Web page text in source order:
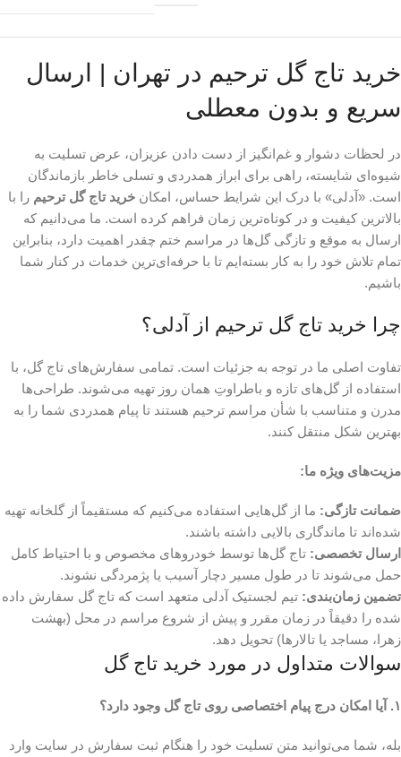
خرید تاج گل ترحیم در تهران | ارسال
سریع و بدون معطلی
در لحظات دشوار و غم‌انگیز از دست دادن عزیزان، عرض تسلیت به
شیوه‌ای شایسته، راهی برای ابراز همدردی و تسلی خاطر بازماندگان
است. «آدلی» با درک این شرایط حساس، امکان خرید تاج گل ترحیم را با
بالاترین کیفیت و در کوتاه‌ترین زمان فراهم کرده است. ما می‌دانیم که
ارسال به موقع و تازگی گل‌ها در مراسم ختم چقدر اهمیت دارد، بنابراین
تمام تلاش خود را به کار بسته‌ایم تا با حرفه‌ای‌ترین خدمات در کنار شما
باشیم.
چرا خرید تاج گل ترحیم از آدلی؟
تفاوت اصلی ما در توجه به جزئیات است. تمامی سفارش‌های تاج گل، با
استفاده از گل‌های تازه و باطراوتِ همان روز تهیه می‌شوند. طراحی‌ها
مدرن و متناسب با شأن مراسم ترحیم هستند تا پیام همدردی شما را به
بهترین شکل منتقل کنند.
مزیت‌های ویژه ما:
ضمانت تازگی: ما از گل‌هایی استفاده می‌کنیم که مستقیماً از گلخانه تهیه
شده‌اند تا ماندگاری بالایی داشته باشند.
ارسال تخصصی: تاج گل‌ها توسط خودروهای مخصوص و با احتیاط کامل
حمل می‌شوند تا در طول مسیر دچار آسیب یا پژمردگی نشوند.
تضمین زمان‌بندی: تیم لجستیک آدلی متعهد است که تاج گل سفارش داده
شده را دقیقاً در زمان مقرر و پیش از شروع مراسم در محل (بهشت
زهرا، مساجد یا تالارها) تحویل دهد.
سوالات متداول در مورد خرید تاج گل
۱. آیا امکان درج پیام اختصاصی روی تاج گل وجود دارد؟
بله، شما می‌توانید متن تسلیت خود را هنگام ثبت سفارش در سایت وارد